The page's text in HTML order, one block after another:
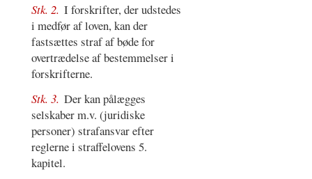
Stk. 2. I forskrifter, der udstedes
i medfør af loven, kan der
fastsættes straf af bøde for
overtrædelse af bestemmelser i
forskrifterne.
Stk. 3. Der kan pålægges
selskaber m.v. (juridiske
personer) strafansvar efter
reglerne i straffelovens 5.
kapitel.